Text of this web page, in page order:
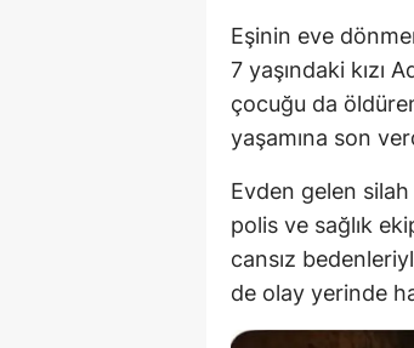
Eşinin eve
7 yaşındaki kızı
çocuğu da
yaşamına son
Evden gelen
polis ve sağlık
cansız
de olay yerinde